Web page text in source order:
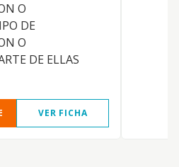
O
DE
O
DE ELLAS
VER FICHA